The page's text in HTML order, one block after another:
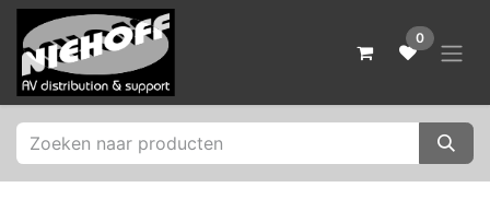
Overslaan naar inhoud
0